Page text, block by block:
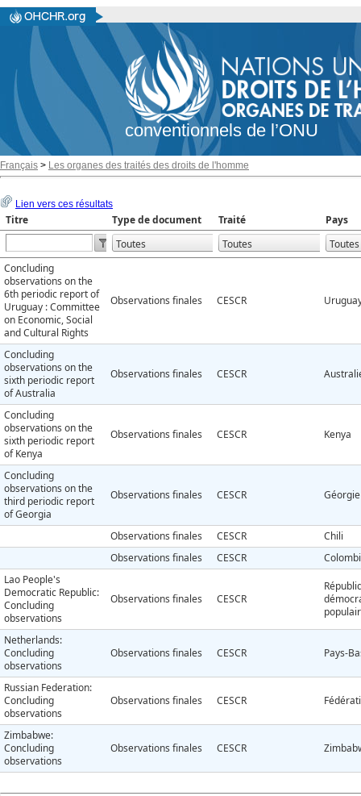
conventionnels de l’ONU
Français > Les organes des traités des droits de l'homme
Lien vers ces résultats
Titre Type de document Traité Pays
Concluding
observations on the
6th periodic report of
Uruguay : Committee
on Economic, Social
and Cultural Rights
Observations finales CESCR
Concluding
observations on the
sixth periodic report
of Australia
Observations finales CESCR
Concluding
observations on the
sixth periodic report
of Kenya
Observations finales CESCR Kenya
Concluding
observations on the
third periodic report
of Georgia
Observations finales CESCR Géorgie
Observations finales CESCR
Chili
Observations finales
CESCR
Lao People's
Democratic Republic:
Concluding
observations
Observations finales CESCR
Netherlands:
Concluding
observations
Observations finales CESCR Pays-
Russian Federation:
Concluding
observations
Observations finales CESCR
Zimbabwe:
Concluding
observations
Observations finales CESCR